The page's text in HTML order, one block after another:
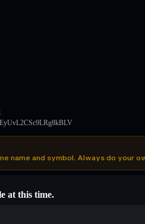
name and symbol. Always do your
at this time.